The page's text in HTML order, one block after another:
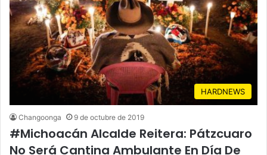
HARDNEWS
Changoonga 9 de octubre de 2019
#Michoacán Alcalde Reitera: Pátzcuaro
No Será Cantina Ambulante En Día De